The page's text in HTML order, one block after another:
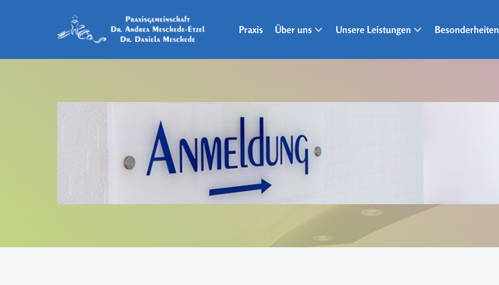
Praxis Über uns Unsere Leistungen Besonderheiten